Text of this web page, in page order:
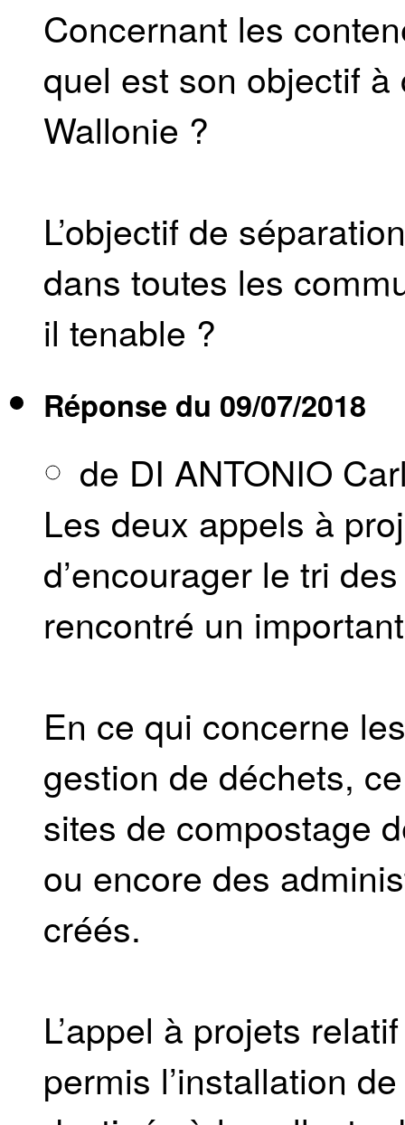
Concernant les
quel est son objectif
Wallonie ?
L’objectif de
dans toutes les
il tenable ?
Réponse du 09/07/2018
de DI ANTONIO
Les deux appels à
d’encourager le tri
rencontré un
En ce qui concerne
gestion de déchets,
sites de compostage
ou encore des
créés.
L’appel à projets
permis l’installation